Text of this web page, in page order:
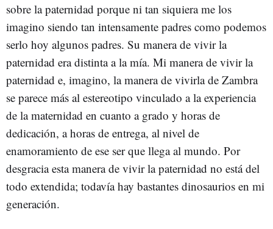
sobre la paternidad porque ni tan siquiera me los
imagino siendo tan intensamente padres como podemos
serlo hoy algunos padres. Su manera de vivir la
paternidad era distinta a la mía. Mi manera de vivir la
paternidad e, imagino, la manera de vivirla de Zambra
se parece más al estereotipo vinculado a la experiencia
de la maternidad en cuanto a grado y horas de
dedicación, a horas de entrega, al nivel de
enamoramiento de ese ser que llega al mundo. Por
desgracia esta manera de vivir la paternidad no está del
todo extendida; todavía hay bastantes dinosaurios en mi
generación.